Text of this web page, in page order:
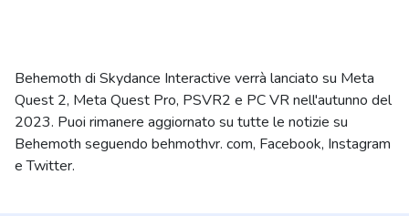
Behemoth di Skydance Interactive verrà lanciato su Meta
Quest 2, Meta Quest Pro, PSVR2 e PC VR nell'autunno del
2023. Puoi rimanere aggiornato su tutte le notizie su
Behemoth seguendo behmothvr. com, Facebook, Instagram
e Twitter.